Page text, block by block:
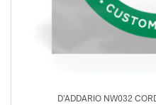
D’ADDARIO NW032